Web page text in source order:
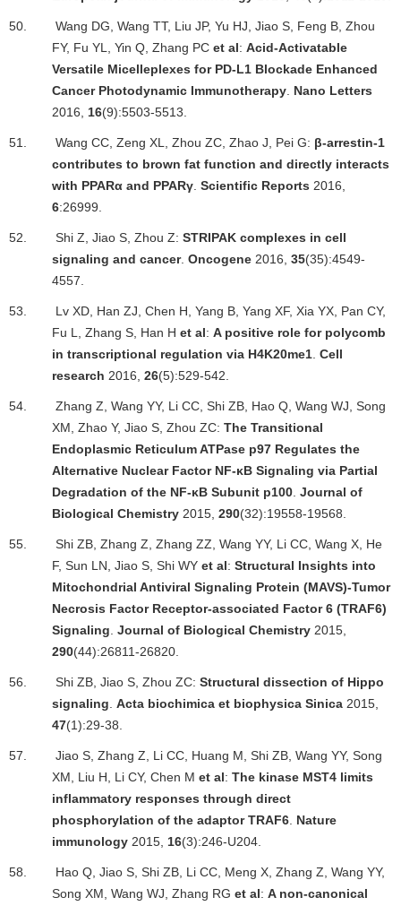
50.
Wang DG, Wang TT, Liu JP, Yu HJ, Jiao S, Feng B, Zhou
FY, Fu YL, Yin Q, Zhang PC et al: Acid-Activatable
Versatile Micelleplexes for PD-L1 Blockade Enhanced
Cancer Photodynamic Immunotherapy. Nano Letters
2016, 16(9):5503-5513.
51. Wang CC, Zeng XL, Zhou ZC, Zhao J, Pei G: β-arrestin-1
contributes to brown fat function and directly interacts
with PPARα and PPARγ. Scientific Reports 2016,
6:26999.
52. Shi Z, Jiao S, Zhou Z: STRIPAK complexes in cell
signaling and cancer. Oncogene 2016, 35(35):4549-
4557.
53.
Lv XD, Han ZJ, Chen H, Yang B, Yang XF, Xia YX, Pan CY,
Fu L, Zhang S, Han H et al: A positive role for polycomb
in transcriptional regulation via H4K20me1. Cell
research 2016, 26(5):529-542.
54.
Zhang Z, Wang YY, Li CC, Shi ZB, Hao Q, Wang WJ, Song
XM, Zhao Y, Jiao S, Zhou ZC: The Transitional
Endoplasmic Reticulum ATPase p97 Regulates the
Alternative Nuclear Factor NF-κB Signaling via Partial
Degradation of the NF-κB Subunit p100. Journal of
Biological Chemistry 2015, 290(32):19558-19568.
55.
Shi ZB, Zhang Z, Zhang ZZ, Wang YY, Li CC, Wang X, He
F, Sun LN, Jiao S, Shi WY et al: Structural Insights into
Mitochondrial Antiviral Signaling Protein (MAVS)-Tumor
Necrosis Factor Receptor-associated Factor 6 (TRAF6)
Signaling. Journal of Biological Chemistry 2015,
290(44):26811-26820.
56. Shi ZB, Jiao S, Zhou ZC: Structural dissection of Hippo
signaling. Acta biochimica et biophysica Sinica 2015,
47(1):29-38.
57.
Jiao S, Zhang Z, Li CC, Huang M, Shi ZB, Wang YY, Song
XM, Liu H, Li CY, Chen M et al: The kinase MST4 limits
inflammatory responses through direct
phosphorylation of the adaptor TRAF6. Nature
immunology 2015, 16(3):246-U204.
58.
Hao Q, Jiao S, Shi ZB, Li CC, Meng X, Zhang Z, Wang YY,
Song XM, Wang WJ, Zhang RG et al: A non-canonical